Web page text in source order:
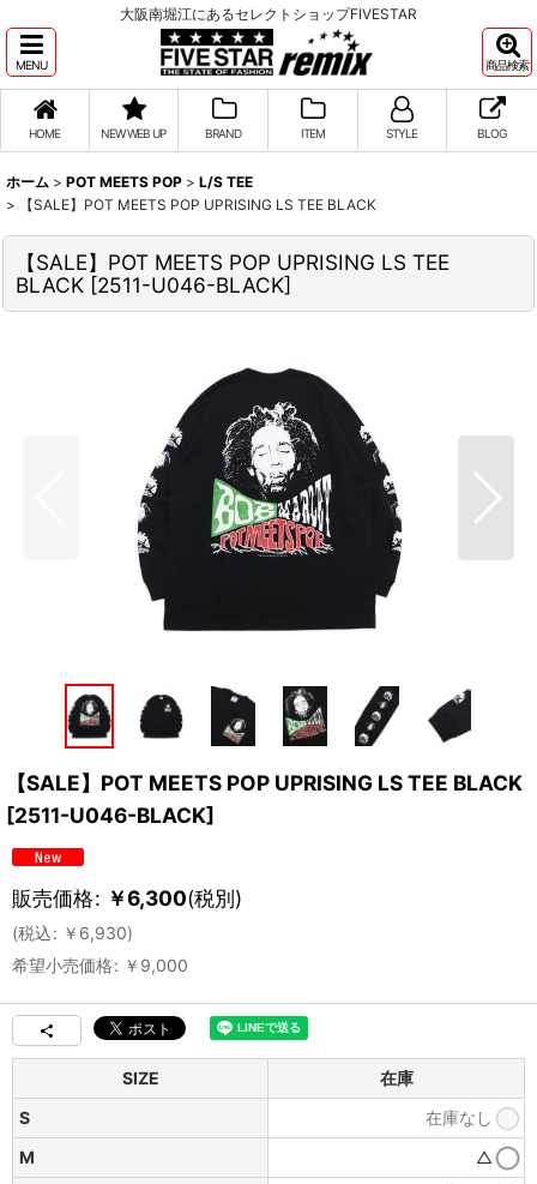
大阪南堀江にあるセレクトショップFIVESTAR
MENU 商品検索
HOME NEW WEB UP BRAND ITEM STYLE BLOG
ホーム > POT MEETS POP > L/S TEE
>
【SALE】POT MEETS POP UPRISING LS TEE BLACK
【SALE】POT MEETS POP UPRISING LS TEE
BLACK [2511-U046-BLACK]
【SALE】POT MEETS POP UPRISING LS TEE BLACK
[2511-U046-BLACK]
販売価格: ￥6,300(税別)
(税込: ￥ 6,930)
希望小売価格: ￥ 9,000
SIZE
在庫
S
在庫なし
M
△